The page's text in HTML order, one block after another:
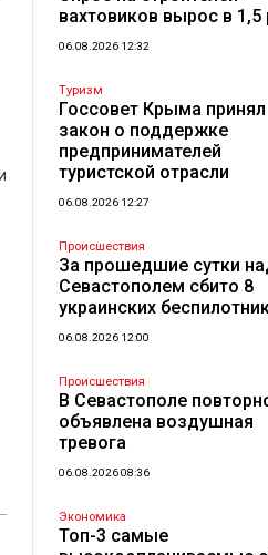
вахтовиков вырос в 1,5
06.08.2026 12:32
Туризм
Госсовет Крыма принял
закон о поддержке
предпринимателей
туристской отрасли
06.08.2026 12:27
Происшествия
За прошедшие сутки
Севастополем сбито 8
украинских
06.08.2026 12:00
Происшествия
В Севастополе
объявлена воздушная
тревога
06.08.2026 08:36
Экономика
Топ-3 самые